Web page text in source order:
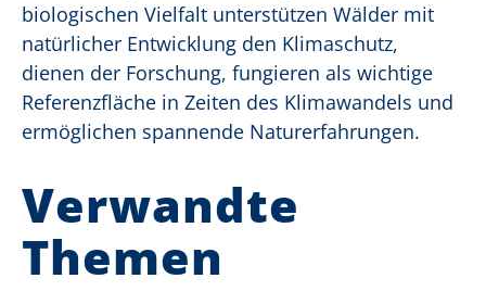
biologischen Vielfalt unterstützen Wälder mit
natürlicher Entwicklung den Klimaschutz,
dienen der Forschung, fungieren als wichtige
Referenzfläche in Zeiten des Klimawandels und
ermöglichen spannende Naturerfahrungen.
Verwandte
Themen